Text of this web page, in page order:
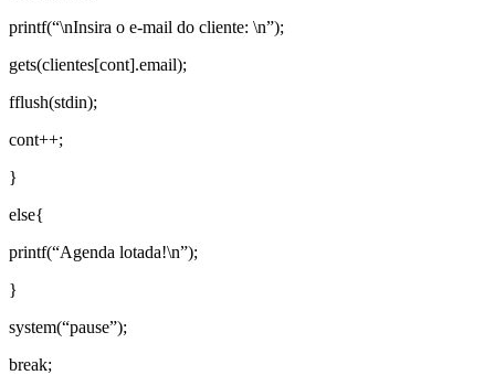
printf(“\nInsira o e-mail do cliente: \n”);
gets(clientes[cont].email);
fflush(stdin);
cont++;
}
else{
printf(“Agenda lotada!\n”);
}
system(“pause”);
break;